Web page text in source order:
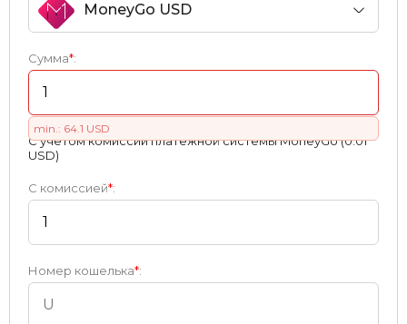
MoneyGo USD
Сумма*:
min.: 64.1 USD
С учетом комиссии платежной системы MoneyGo (0.01
USD)
С комиссией*:
Номер кошелька*: